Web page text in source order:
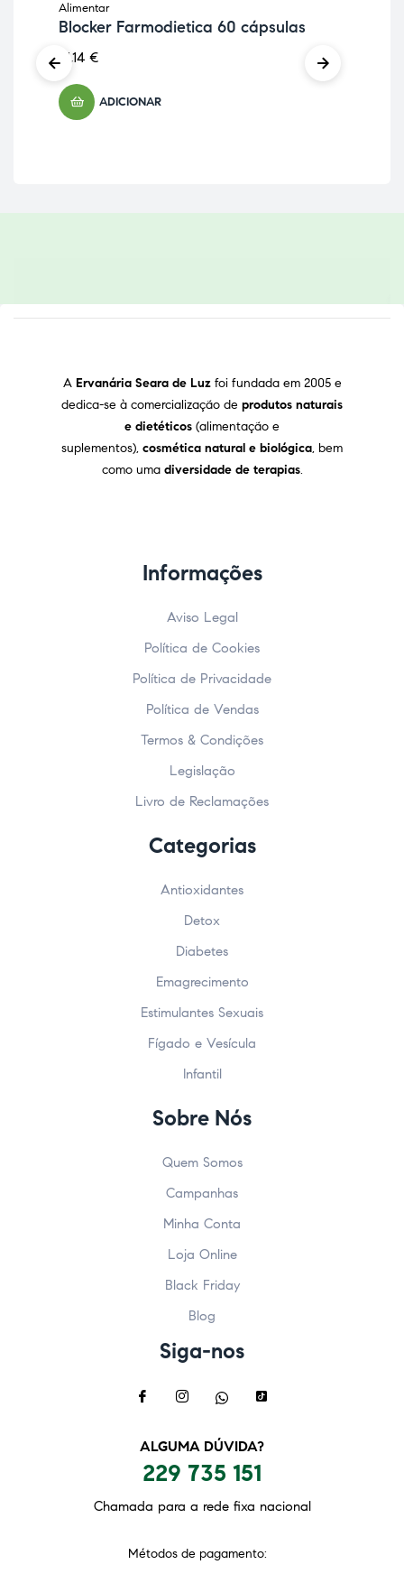
Alimentar
Blocker Farmodietica 60 cápsulas
41,14 €
ADICIONAR
A Ervanária Seara de Luz foi fundada em 2005 e
dedica-se à comercialização de produtos naturais
e dietéticos (alimentação e
suplementos), cosmética natural e biológica, bem
como uma diversidade de terapias.
Informações
Aviso Legal
Política de Cookies
Política de Privacidade
Política de Vendas
Termos & Condições
Legislação
Livro de Reclamações
Categorias
Antioxidantes
Detox
Diabetes
Emagrecimento
Estimulantes Sexuais
Fígado e Vesícula
Infantil
Sobre Nós
Quem Somos
Campanhas
Minha Conta
Loja Online
Black Friday
Blog
Siga-nos
ALGUMA DÚVIDA?
229 735 151
Chamada para a rede fixa nacional
Métodos de pagamento: